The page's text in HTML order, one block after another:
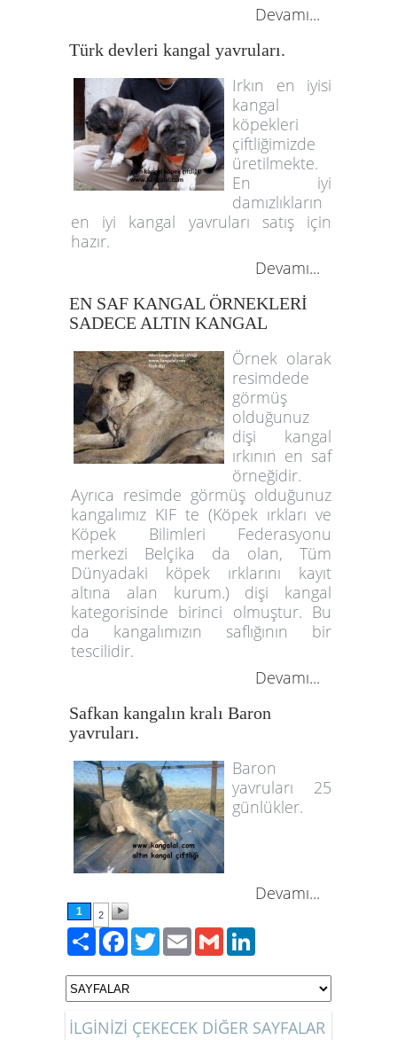
Devamı...
Türk devleri kangal yavruları.
Irkın en iyisi
kangal
köpekleri
çiftliğimizde
üretilmekte.
En iyi
damızlıkların
en iyi kangal yavruları satış için
hazır.
Devamı...
EN SAF KANGAL ÖRNEKLERİ
SADECE ALTIN KANGAL
Örnek olarak
resimdede
görmüş
olduğunuz
dişi kangal
ırkının en saf
örneğidir.
Ayrıca resimde görmüş olduğunuz
kangalımız KIF te (Köpek ırkları ve
Köpek Bilimleri Federasyonu
merkezi Belçika da olan, Tüm
Dünyadaki köpek ırklarını kayıt
altına alan kurum.) dişi kangal
kategorisinde birinci olmuştur. Bu
da kangalımızın saflığının bir
tescilidir.
Devamı...
Safkan kangalın kralı Baron
yavruları.
Baron
yavruları 25
günlükler.
Devamı...
1 2
PaylaşFacebook
TwitterEmailGmail
İLGİNİZİ ÇEKECEK DİĞER SAYFALAR